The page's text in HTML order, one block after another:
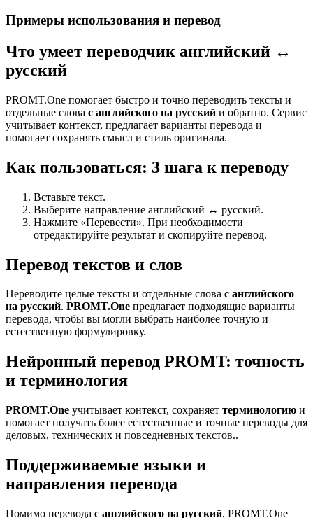
Примеры использования и перевод
Что умеет переводчик английский ↔
русский
PROMT.One помогает быстро и точно переводить тексты и
отдельные слова с английского на русский и обратно. Сервис
учитывает контекст, предлагает варианты перевода и
помогает сохранять смысл и стиль оригинала.
Как пользоваться: 3 шага к переводу
Вставьте текст.
Выберите направление английский ↔ русский.
Нажмите «Перевести». При необходимости
отредактируйте результат и скопируйте перевод.
Перевод текстов и слов
Переводите целые тексты и отдельные слова с английского
на русский. PROMT.One предлагает подходящие варианты
перевода, чтобы вы могли выбрать наиболее точную и
естественную формулировку.
Нейронный перевод PROMT: точность
и терминология
PROMT.One учитывает контекст, сохраняет терминологию и
помогает получать более естественные и точные переводы для
деловых, технических и повседневных текстов..
Поддерживаемые языки и
направления перевода
Помимо перевода с английского на русский, PROMT.One